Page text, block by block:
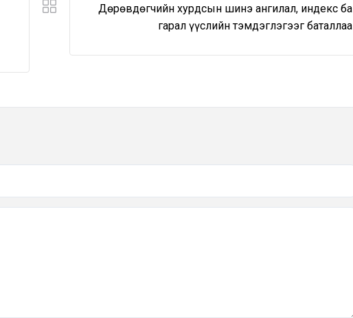
Дөрөвдөгчийн хурдсын шинэ ангилал, индекс ба
гарал үүслийн тэмдэглэгээг баталлаа